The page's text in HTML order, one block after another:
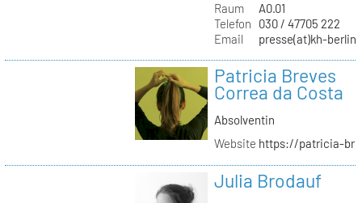
Raum
A0.01
Telefon
030 / 47705 222
Email
presse(at)kh-
Patricia Breves
Correa da Costa
Absolventin
Website https://patricia-
Julia Brodauf